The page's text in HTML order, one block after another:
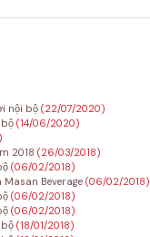
nội bộ (22/07/2020)
(14/06/2020)
2018 (26/03/2018)
(06/02/2018)
Beverage (06/02/2018)
(06/02/2018)
(06/02/2018)
(18/01/2018)